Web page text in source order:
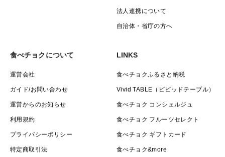
法人連携について
自治体・省庁の方へ
食べチョクについて
運営会社
ガイド/お問い合わせ
運営からのお知らせ
利用規約
プライバシーポリシー
特定商取引法
LINKS
食べチョクふるさと納税
Vivid TABLE（ビビッドテーブル）
食べチョク コンシェルジュ
食べチョク フルーツセレクト
食べチョク ギフトカード
食べチョク&more